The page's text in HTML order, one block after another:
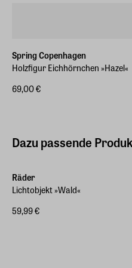
des Herstellers)
Peanut ist kein Spielzeug
verwendet werden.
Spring Copenhagen
Holzfigur Eichhörnchen »Hazel«
69,00 €
Dazu passende
Räder
Lichtobjekt »Wald«
59,99 €